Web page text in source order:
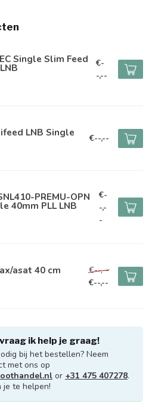
Single Slim Feed
€-
-,--
LNB Single €--,--
PREMU-OPN
40mm PLL LNB
€-
-,-
-
asat 40 cm
€--,--
€--,--
ik help je graag!
bij het bestellen? Neem
met ons op
or +31 475 407278.
je te helpen!